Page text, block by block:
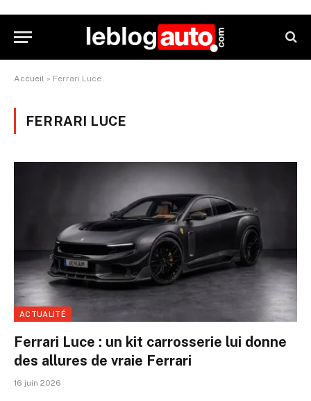
Accueil » Ferrari Luce
FERRARI LUCE
ACTUALITÉ
Ferrari Luce : un kit carrosserie lui donne
des allures de vraie Ferrari
16 juin 2026